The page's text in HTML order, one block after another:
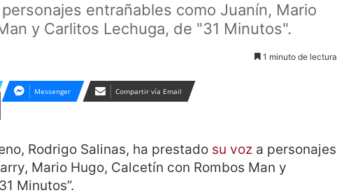
entrañables como Juanín, Mario
y Carlitos Lechuga, de "31 Minutos".
1 minuto de lectura
Messenger Compartir vía Email
Rodrigo Salinas, ha prestado su voz a personajes
Mario Hugo, Calcetín con Rombos Man y
Minutos”.